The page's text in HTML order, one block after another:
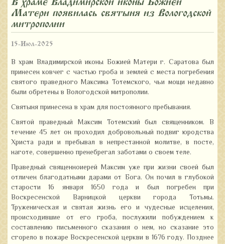
Матери появилась святыня из Вологодской
митрополии
15-Июл-2025
В храм Владимирской иконы Божией Матери г. Саратова был
принесен ковчег с частью гроба и землей с места погребения
святого праведного Максима Тотемского, чьи мощи недавно
были обретены в Вологодской митрополии.
Святыня принесена в храм для постоянного пребывания.
Святой праведный Максим Тотемский был священником. В
течение 45 лет он проходил добровольный подвиг юродства
Христа ради и пребывал в непрестанной молитве, в посте,
наготе, совершенно пренебрегал заботами о своем теле.
Праведный священноиерей Максим уже при жизни своей был
отличен благодатными дарами от Бога. Он почил в глубокой
старости 16 января 1650 года и был погребен при
Воскресенской Варницкой церкви города Тотьмы.
Труженическая и святая жизнь его и чудесные исцеления,
происходившие от его гроба, послужили побуждением к
составлению письменного сказания о нем, но сказание это
сгорело в пожаре Воскресенской церкви в 1676 году. Позднее